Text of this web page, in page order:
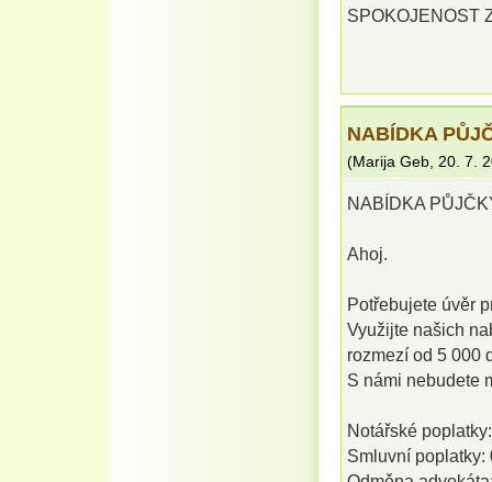
SPOKOJENOST
NABÍDKA
(Marija Geb, 20. 7.
NABÍDKA
Ahoj.
Potřebujete úvěr
Využijte našich
rozmezí od 5 000
S námi nebudete
Notářské
Smluvní poplatky: